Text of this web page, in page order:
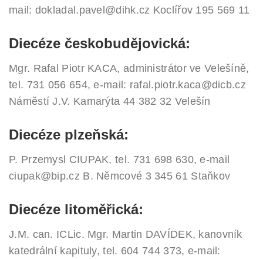
mail: dokladal.pavel@dihk.cz Koclířov 195 569 11
Diecéze českobudějovická:
Mgr. Rafal Piotr KACA, administrátor ve Velešíně,
tel. 731 056 654, e-mail: rafal.piotr.kaca@dicb.cz
Náměstí J.V. Kamarýta 44 382 32 Velešín
Diecéze plzeňská:
P. Przemysl CIUPAK, tel. 731 698 630, e-mail
ciupak@bip.cz B. Němcové 3 345 61 Staňkov
Diecéze litoměřická:
J.M. can. ICLic. Mgr. Martin DAVÍDEK, kanovník
katedrální kapituly, tel. 604 744 373, e-mail: